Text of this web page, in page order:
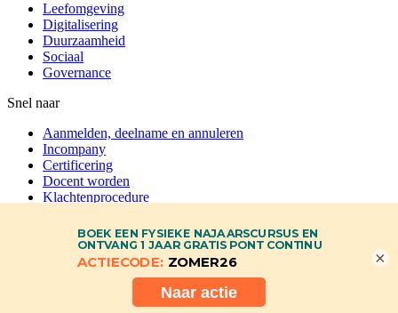
Leefomgeving
Digitalisering
Duurzaamheid
Sociaal
Governance
Snel naar
Aanmelden, deelname en annuleren
Incompany
Certificering
Docent worden
Klachtenprocedure
Kwaliteit
Vacatures
Veelgestelde vragen
×